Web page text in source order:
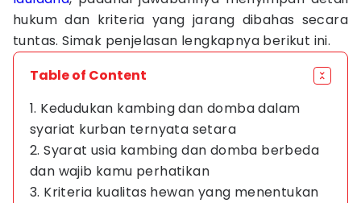
hukum dan kriteria yang jarang dibahas secara
tuntas. Simak penjelasan lengkapnya berikut ini.
Table of Content
1. Kedudukan kambing dan domba dalam
syariat kurban ternyata setara
2. Syarat usia kambing dan domba berbeda
dan wajib kamu perhatikan
3. Kriteria kualitas hewan yang menentukan